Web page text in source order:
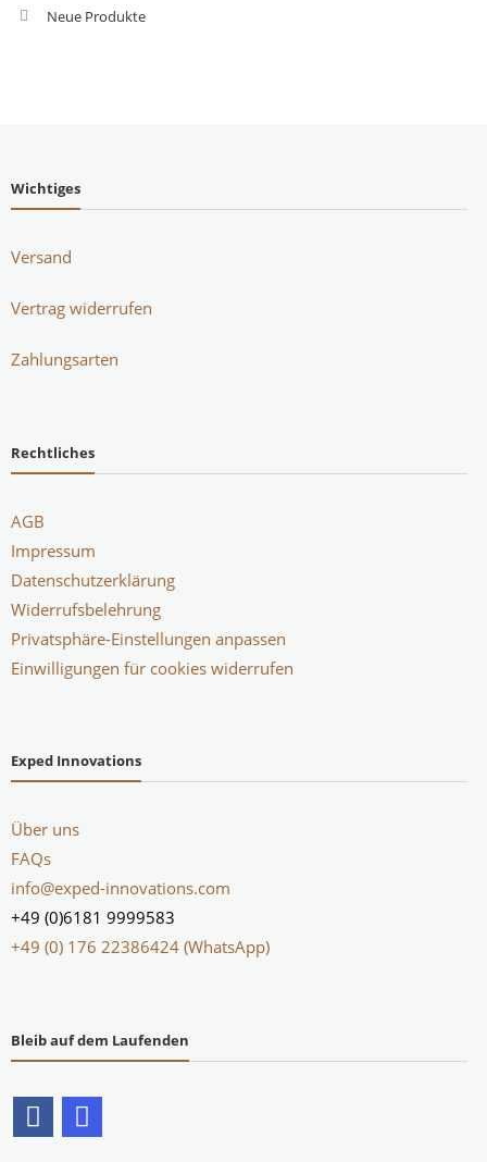
Neue Produkte
Wichtiges
Versand
Vertrag widerrufen
Zahlungsarten
Rechtliches
AGB
Impressum
Datenschutzerklärung
Widerrufsbelehrung
Privatsphäre-Einstellungen anpassen
Einwilligungen für cookies widerrufen
Exped Innovations
Über uns
FAQs
info@exped-innovations.com
+49 (0)6181 9999583
+49 (0) 176 22386424 (WhatsApp)
Bleib auf dem Laufenden